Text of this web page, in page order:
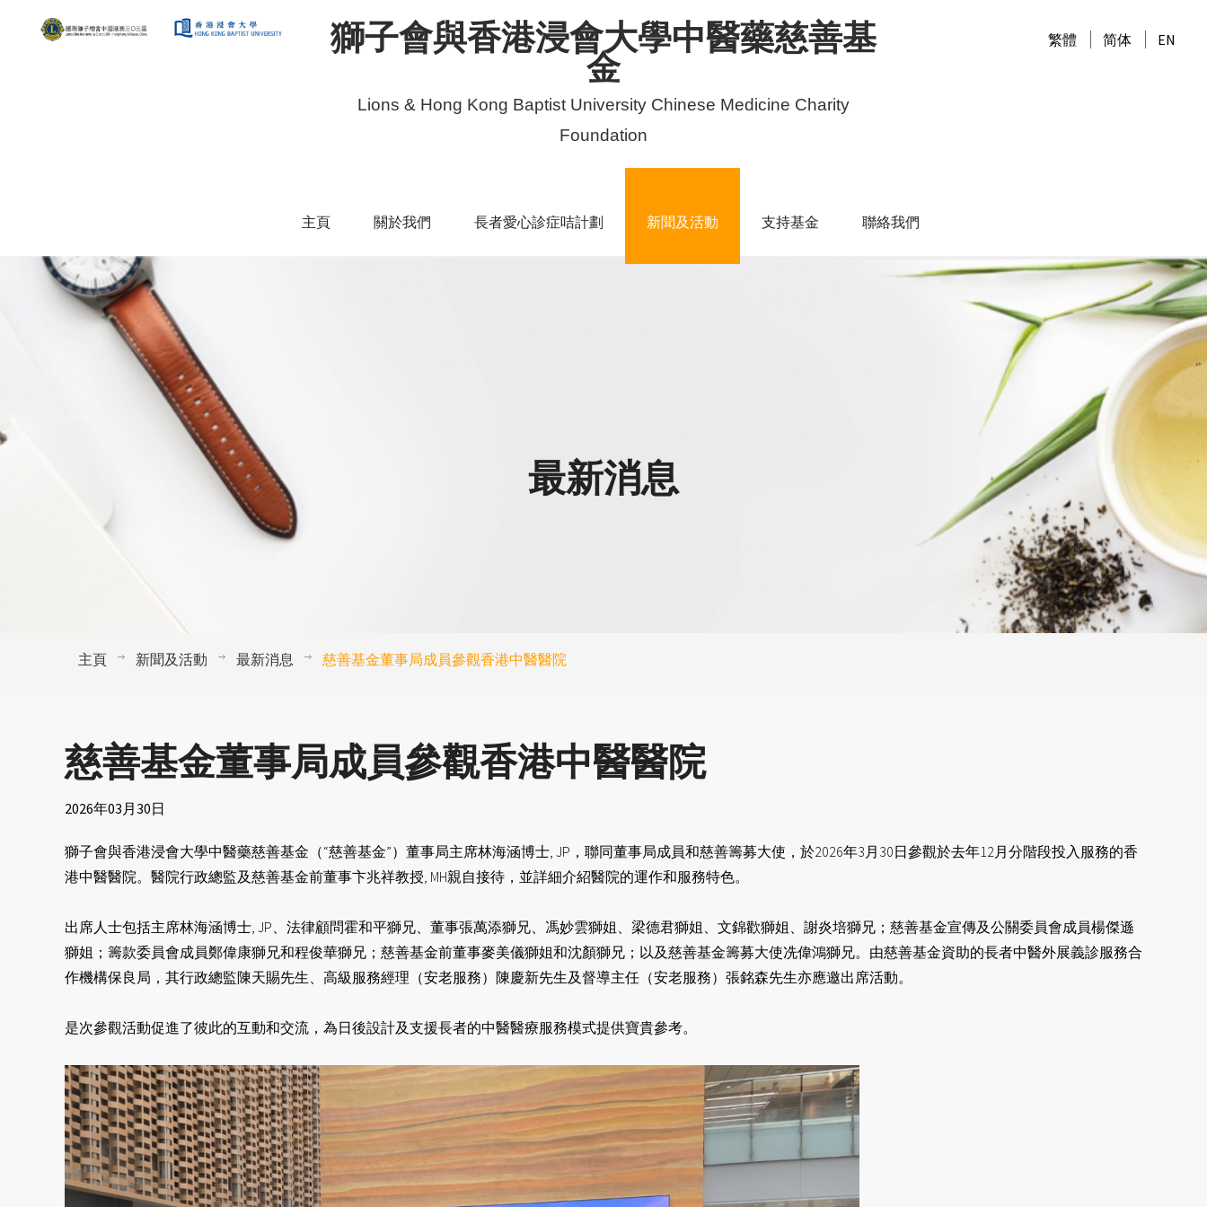
獅子會與香港浸會大學中醫藥慈善基
金
Lions & Hong Kong Baptist University Chinese Medicine Charity
Foundation
繁體 简体 EN
主頁 關於我們 長者愛心診症咭計劃 新聞及活動 支持基金 聯絡我們
最新消息
主頁 新聞及活動 最新消息 慈善基金董事局成員參觀香港中醫醫院
慈善基金董事局成員參觀香港中醫醫院
2026年03月30日
獅子會與香港浸會大學中醫藥慈善基金（“慈善基金”）董事局主席林海涵博士, JP，聯同董事局成員和慈善籌募大使，於2026年3月30日參觀於去年12月分階段投入服務的香
港中醫醫院。醫院行政總監及慈善基金前董事卞兆祥教授, MH親自接待，並詳細介紹醫院的運作和服務特色。
出席人士包括主席林海涵博士, JP、法律顧問霍和平獅兄、董事⁠張萬添獅兄、⁠馮妙雲獅姐、⁠梁德君獅姐、⁠⁠文錦歡獅姐、謝炎培獅兄；慈善基金宣傳及公關委員會成員楊傑遜
獅姐；籌款委員會⁠成員鄭偉康獅兄和⁠程俊華獅兄；慈善基金前董事麥美儀獅姐和沈顏獅兄；以及慈善基金籌募大使⁠冼偉鴻獅兄。由慈善基金資助的長者中醫外展義診服務合
作機構保良局，其行政總監陳天賜先生、高級服務經理（安老服務）陳慶新先生及督導主任（安老服務）張銘森先生亦應邀出席活動。
是次參觀活動促進了彼此的互動和交流，為日後設計及支援長者的中醫醫療服務模式提供寶貴參考。